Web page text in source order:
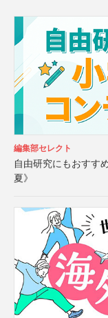
編集部セレクト
自由研究にもおすす
夏》